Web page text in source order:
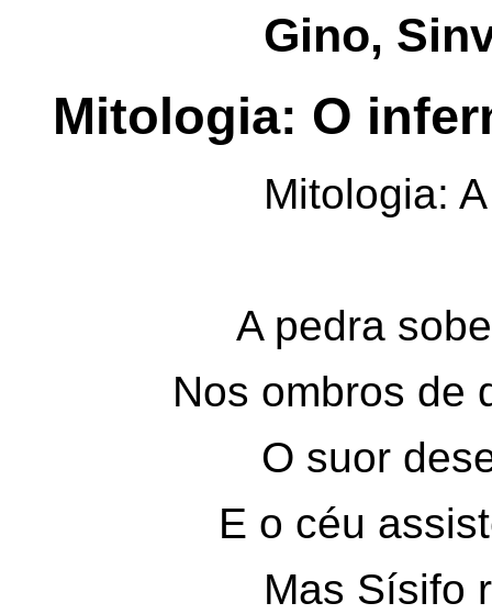
Gino,
Mitologia: O
Mitologia:
A pedra
Nos ombros
O suor
E o céu
Mas Sísifo